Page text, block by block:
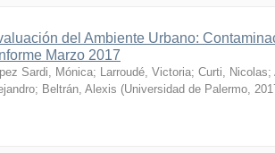
del Ambiente Urbano:
Marzo 2017
Sardi, Mónica; Larroudé, Victoria; Curti, Nicolas;
; Beltrán, Alexis (Universidad de Palermo,